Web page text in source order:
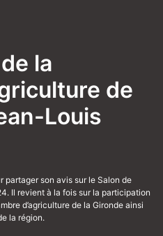
la
de
Louis
partager son avis sur le Salon de
Il revient à la fois sur la participation
d’agriculture de la Gironde ainsi
la région.